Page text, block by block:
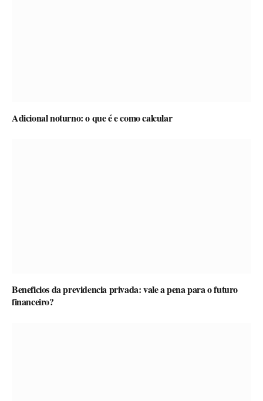
Adicional noturno: o que é e como calcular
Beneficios da previdencia privada: vale a pena para o futuro
financeiro?